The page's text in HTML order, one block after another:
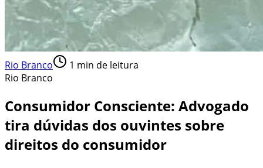
Rio Branco 1 min de leitura
Rio Branco
Consumidor Consciente: Advogado
tira dúvidas dos ouvintes sobre
direitos do consumidor